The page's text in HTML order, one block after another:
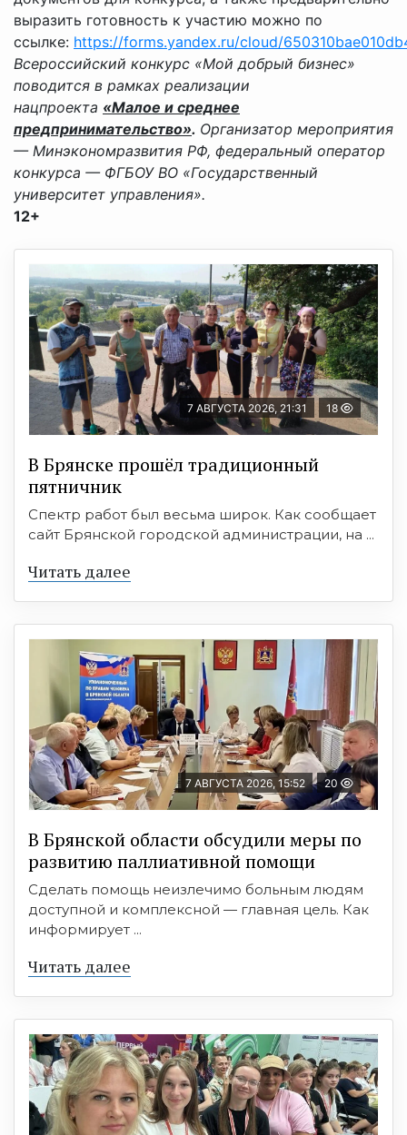
выразить готовность к участию можно по
ссылке: https://forms.yandex.ru/cloud/
Всероссийский конкурс «Мой добрый бизнес»
поводится в рамках реализации
нацпроекта «Малое и среднее
предпринимательство». Организатор мероприятия
— Минэкономразвития РФ, федеральный оператор
конкурса — ФГБОУ ВО «Государственный
университет управления».
12+
7 АВГУСТА 2026, 21:31 18
В Брянске прошёл традиционный
пятничник
Спектр работ был весьма широк. Как сообщает
сайт Брянской городской администрации, на ...
Читать далее
7 АВГУСТА 2026, 15:52 20
В Брянской области обсудили меры по
развитию паллиативной помощи
Сделать помощь неизлечимо больным людям
доступной и комплексной — главная цель. Как
информирует ...
Читать далее